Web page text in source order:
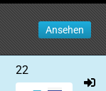
Ansehen
22